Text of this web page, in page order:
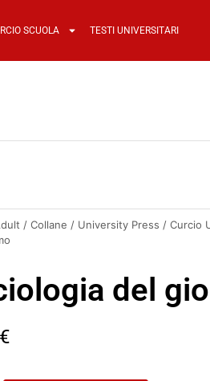
SCUOLA TESTI UNIVERSITARI
/ Collane / University Press / Curcio
del
€